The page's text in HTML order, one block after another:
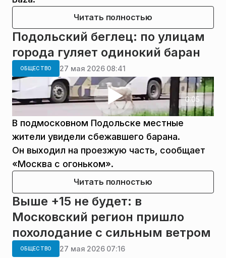
Читать полностью
Подольский беглец: по улицам
города гуляет одинокий баран
ОБЩЕСТВО 27 мая 2026 08:41
0:05
В подмосковном Подольске местные
жители увидели сбежавшего барана.
Он выходил на проезжую часть, сообщает
«Москва с огоньком».
Читать полностью
Выше +15 не будет: в
Московский регион пришло
похолодание с сильным ветром
ОБЩЕСТВО 27 мая 2026 07:16